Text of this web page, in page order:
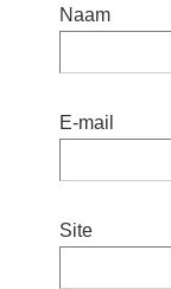
Naam
E-mail
Site